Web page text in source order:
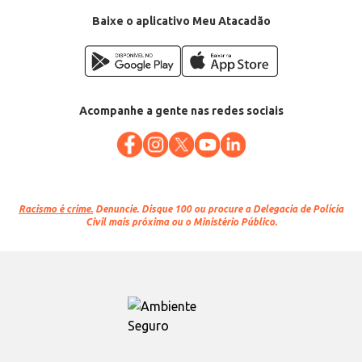
Baixe o aplicativo Meu Atacadão
Acompanhe a gente nas redes sociais
Racismo é crime. Denuncie. Disque 100 ou procure a Delegacia de Polícia
Civil mais próxima ou o Ministério Público.